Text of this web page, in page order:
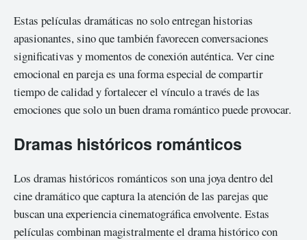
Estas películas dramáticas no solo entregan historias
apasionantes, sino que también favorecen conversaciones
significativas y momentos de conexión auténtica. Ver cine
emocional en pareja es una forma especial de compartir
tiempo de calidad y fortalecer el vínculo a través de las
emociones que solo un buen drama romántico puede provocar.
Dramas históricos románticos
Los dramas históricos románticos son una joya dentro del
cine dramático que captura la atención de las parejas que
buscan una experiencia cinematográfica envolvente. Estas
películas combinan magistralmente el drama histórico con